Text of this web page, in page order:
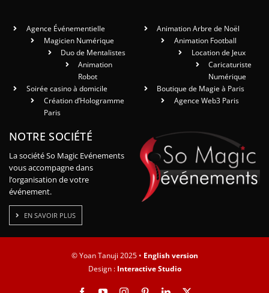
Agence Événementielle
Magicien Numérique
Duo de Mentalistes
Animation
Robot
Soirée casino à domicile
Création d’Hologramme
Paris
Animation Arbre de Noël
Animation Football
Location de Jeux
Caricaturiste
Numérique
Boutique de Magie à Paris
Agence Web3 Paris
NOTRE SOCIÉTÉ
La société So Magic Evénements
vous accompagne dans
l’organisation de votre
événement.
EN SAVOIR PLUS
© Yoan Tanuji 2025 • English version
Design : Interactive Studio